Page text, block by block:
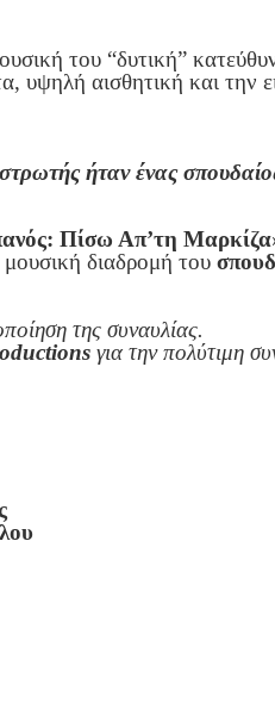
του “δυτική”
υψηλή αισθητική και την
ήταν ένας
Πίσω Απ’τη Mαρκίζα
διαδρομή του
της συναυλίας.
για την πολύτιμη